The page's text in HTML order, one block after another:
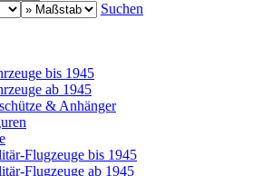
Suchen
bis 1945
ab 1945
& Anhänger
Flugzeuge bis 1945
Flugzeuge ab 1945